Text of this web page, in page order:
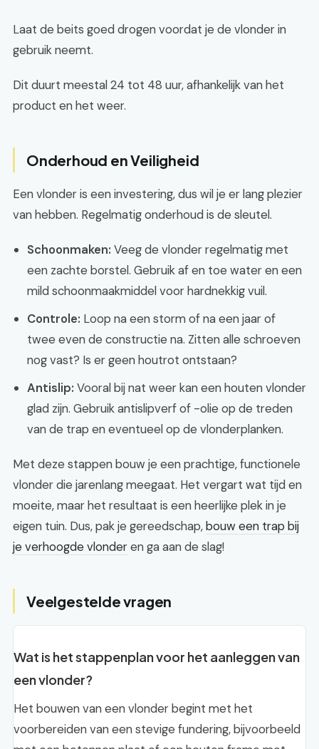
Laat de beits goed drogen voordat je de vlonder in
gebruik neemt.
Dit duurt meestal 24 tot 48 uur, afhankelijk van het
product en het weer.
Onderhoud en Veiligheid
Een vlonder is een investering, dus wil je er lang plezier
van hebben. Regelmatig onderhoud is de sleutel.
Schoonmaken: Veeg de vlonder regelmatig met
een zachte borstel. Gebruik af en toe water en een
mild schoonmaakmiddel voor hardnekkig vuil.
Controle: Loop na een storm of na een jaar of
twee even de constructie na. Zitten alle schroeven
nog vast? Is er geen houtrot ontstaan?
Antislip: Vooral bij nat weer kan een houten vlonder
glad zijn. Gebruik antislipverf of -olie op de treden
van de trap en eventueel op de vlonderplanken.
Met deze stappen bouw je een prachtige, functionele
vlonder die jarenlang meegaat. Het vergart wat tijd en
moeite, maar het resultaat is een heerlijke plek in je
eigen tuin. Dus, pak je gereedschap,bouw een trap bij
je verhoogde vlonderen ga aan de slag!
Veelgestelde vragen
Wat is het stappenplan voor het aanleggen van
een vlonder?
Het bouwen van een vlonder begint met het
voorbereiden van een stevige fundering, bijvoorbeeld